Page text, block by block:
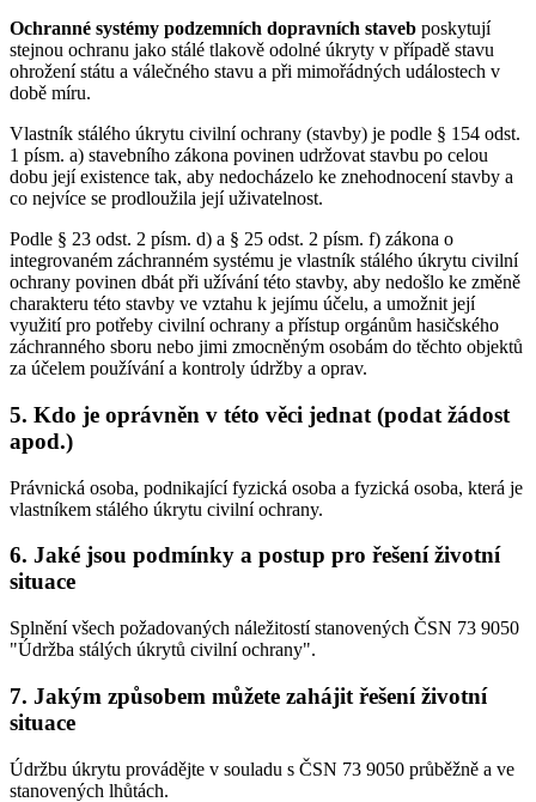
Ochranné systémy podzemních dopravních staveb poskytují
stejnou ochranu jako stálé tlakově odolné úkryty v případě stavu
ohrožení státu a válečného stavu a při mimořádných událostech v
době míru.
Vlastník stálého úkrytu civilní ochrany (stavby) je podle § 154 odst.
1 písm. a) stavebního zákona povinen udržovat stavbu po celou
dobu její existence tak, aby nedocházelo ke znehodnocení stavby a
co nejvíce se prodloužila její uživatelnost.
Podle § 23 odst. 2 písm. d) a § 25 odst. 2 písm. f) zákona o
integrovaném záchranném systému je vlastník stálého úkrytu civilní
ochrany povinen dbát při užívání této stavby, aby nedošlo ke změně
charakteru této stavby ve vztahu k jejímu účelu, a umožnit její
využití pro potřeby civilní ochrany a přístup orgánům hasičského
záchranného sboru nebo jimi zmocněným osobám do těchto objektů
za účelem používání a kontroly údržby a oprav.
5. Kdo je oprávněn v této věci jednat (podat žádost
apod.)
Právnická osoba, podnikající fyzická osoba a fyzická osoba, která je
vlastníkem stálého úkrytu civilní ochrany.
6. Jaké jsou podmínky a postup pro řešení životní
situace
Splnění všech požadovaných náležitostí stanovených ČSN 73 9050
"Údržba stálých úkrytů civilní ochrany".
7. Jakým způsobem můžete zahájit řešení životní
situace
Údržbu úkrytu provádějte v souladu s ČSN 73 9050 průběžně a ve
stanovených lhůtách.